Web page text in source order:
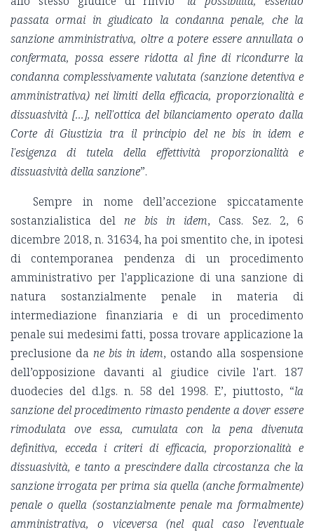
passata ormai in giudicato la condanna penale, che la
sanzione amministrativa, oltre a potere essere annullata o
confermata, possa essere ridotta al fine di ricondurre la
condanna complessivamente valutata (sanzione detentiva e
amministrativa) nei limiti della efficacia, proporzionalità e
dissuasività [...], nell'ottica del bilanciamento operato dalla
Corte di Giustizia tra il principio del ne bis in idem e
l'esigenza di tutela della effettività proporzionalità e
dissuasività della sanzione”.
Sempre in nome dell’accezione spiccatamente
sostanzialistica delne bis in idem, Cass. Sez. 2, 6
dicembre 2018, n. 31634, ha poi smentito che, in ipotesi
di contemporanea pendenza di un procedimento
amministrativo per l'applicazione di una sanzione di
natura sostanzialmente penale in materia di
intermediazione finanziaria e di un procedimento
penale sui medesimi fatti, possa trovare applicazione la
preclusione da ne bis in idem, ostando alla sospensione
dell’opposizione davanti al giudice civile l'art. 187
duodecies del d.lgs. n. 58 del 1998. E’, piuttosto, “la
sanzione del procedimento rimasto pendente a dover essere
rimodulata ove essa, cumulata con la pena divenuta
definitiva, ecceda i criteri di efficacia, proporzionalità e
dissuasività, e tanto a prescindere dalla circostanza che la
sanzione irrogata per prima sia quella (anche formalmente)
penale o quella (sostanzialmente penale ma formalmente)
amministrativa, o viceversa (nel qual caso l'eventuale